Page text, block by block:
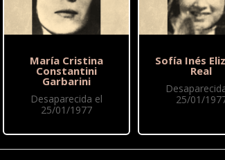
María Cristina
Constantini
Garbarini
Desaparecida el
25/01/1977
Sofía Inés
Real
25/01/